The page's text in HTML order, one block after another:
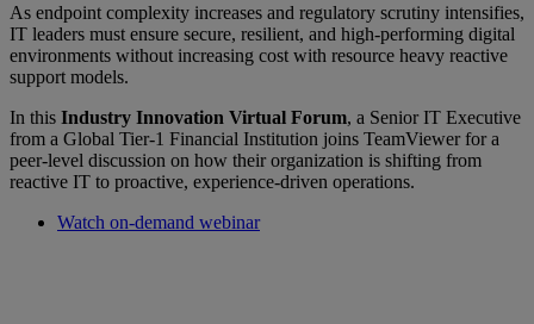
As endpoint complexity increases and regulatory scrutiny intensifies,
IT leaders must ensure secure, resilient, and high-performing digital
environments without increasing cost with resource heavy reactive
support models.
In this Industry Innovation Virtual Forum, a Senior IT Executive
from a Global Tier-1 Financial Institution joins TeamViewer for a
peer-level discussion on how their organization is shifting from
reactive IT to proactive, experience-driven operations.
Watch on-demand webinar